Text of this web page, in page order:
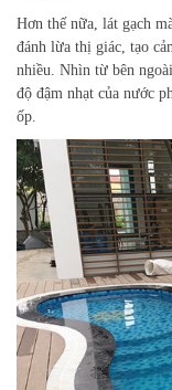
Hơn thế nữa, lát gạch
đánh lừa thị giác, tạo
nhiều. Nhìn từ bên
độ đậm nhạt của nước
ốp.